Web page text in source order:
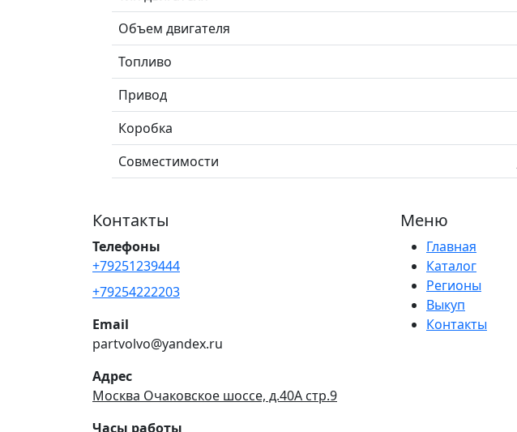
Объем двигателя
Топливо
Привод
Коробка
Совместимости
Контакты
Телефоны
+79251239444
+79254222203
Email
partvolvo@yandex.ru
Адрес
Москва Очаковское шоссе, д.40А стр.9
Часы работы
Меню
Главная
Каталог
Регионы
Выкуп
Контакты